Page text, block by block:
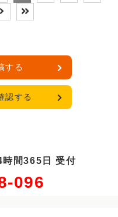
する
認する
時間365日 受付
096